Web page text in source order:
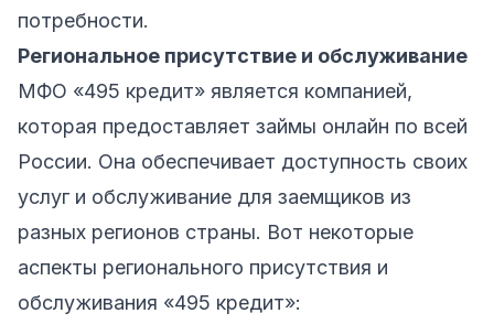
потребности.
Региональное присутствие и обслуживание
МФО «495 кредит» является компанией,
которая предоставляет займы онлайн по всей
России. Она обеспечивает доступность своих
услуг и обслуживание для заемщиков из
разных регионов страны. Вот некоторые
аспекты регионального присутствия и
обслуживания «495 кредит»: